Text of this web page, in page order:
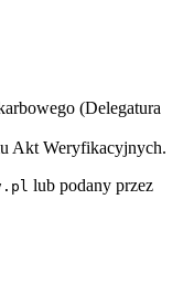
(Delegatura
Akt Weryfikacyjnych.
lub podany przez